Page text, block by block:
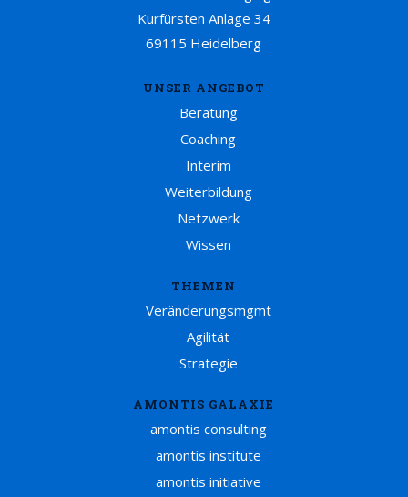
Kurfürsten Anlage 34
69115 Heidelberg
UNSER ANGEBOT
Beratung
Coaching
Interim
Weiterbildung
Netzwerk
Wissen
THEMEN
Veränderungsmgmt
Agilität
Strategie
AMONTIS GALAXIE
amontis consulting
amontis institute
amontis initiative